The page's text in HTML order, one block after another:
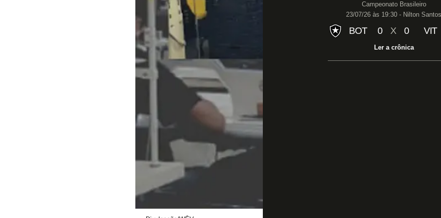
Campeonato Brasileiro
23/07/26 às 19:30 - Nilton Santos
BOT 0 X 0 VIT
Ler a crônica